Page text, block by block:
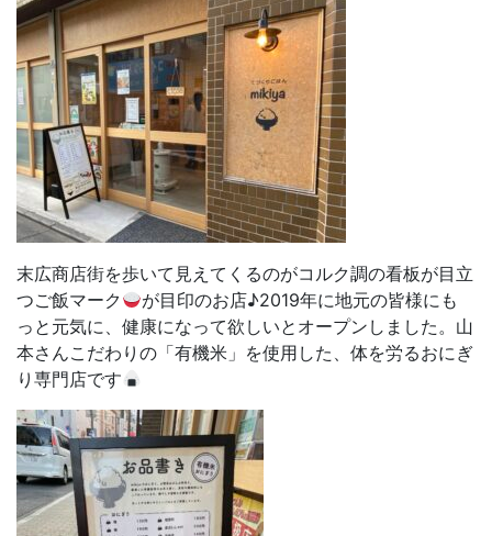
末広商店街を歩いて見えてくるのがコルク調の看板が目立
つご飯マーク
が目印のお店♪2019年に地元の皆様にも
っと元気に、健康になって欲しいとオープンしました。山
本さんこだわりの「有機米」を使用した、体を労るおにぎ
り専門店です